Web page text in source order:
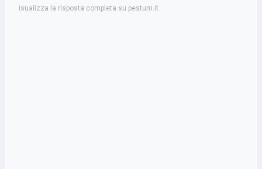
isualizza la risposta completa su pestum.it